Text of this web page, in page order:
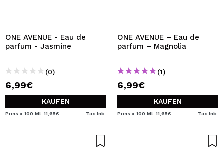
ONE AVENUE - Eau de
parfum - Jasmine
(0)
6,99€
KAUFEN
Preis x 100 Ml: 11,65€ Tax Inb.
ONE AVENUE – Eau de
parfum – Magnolia
(1)
6,99€
KAUFEN
Preis x 100 Ml: 11,65€ Tax Inb.